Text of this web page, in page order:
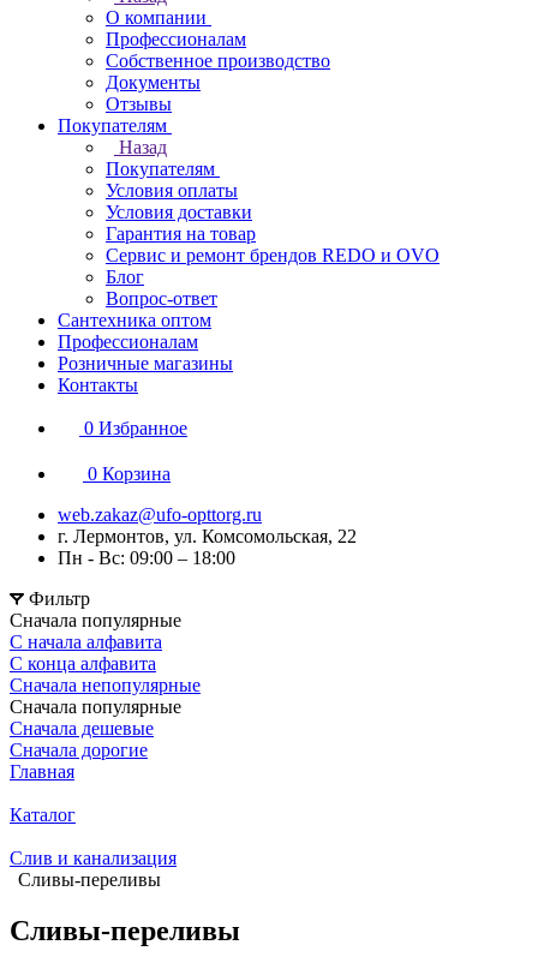
О компании
Профессионалам
Собственное производство
Документы
Отзывы
Покупателям
Назад
Покупателям
Условия оплаты
Условия доставки
Гарантия на товар
Сервис и ремонт брендов REDO и OVO
Блог
Вопрос-ответ
Сантехника оптом
Профессионалам
Розничные магазины
Контакты
0 Избранное
0 Корзина
web.zakaz@ufo-opttorg.ru
г. Лермонтов, ул. Комсомольская, 22
Пн - Вс: 09:00 – 18:00
Фильтр
Сначала популярные
С начала алфавита
С конца алфавита
Сначала непопулярные
Сначала популярные
Сначала дешевые
Сначала дорогие
Главная
Каталог
Слив и канализация
Сливы-переливы
Сливы-переливы